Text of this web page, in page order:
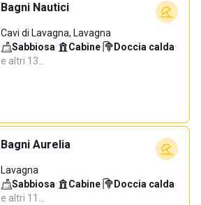
Bagni Nautici
Cavi di Lavagna, Lavagna
Sabbiosa· Cabine· Doccia calda·
e altri 13…
Bagni Aurelia
Lavagna
Sabbiosa· Cabine· Doccia calda·
e altri 11…